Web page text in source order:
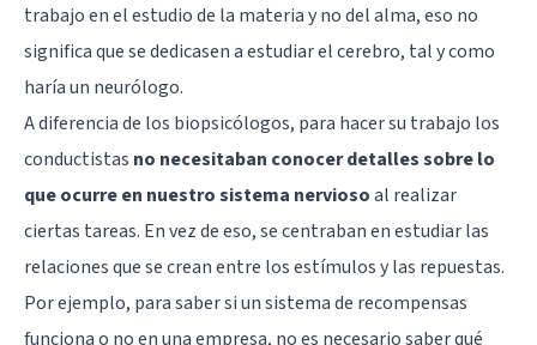
trabajo en el estudio de la materia y no del alma, eso no
significa que se dedicasen a estudiar el cerebro, tal y como
haría un neurólogo.
A diferencia de los biopsicólogos, para hacer su trabajo los
conductistas no necesitaban conocer detalles sobre lo
que ocurre en nuestro sistema nerviosoal realizar
ciertas tareas. En vez de eso, se centraban en estudiar las
relaciones que se crean entre los estímulos y las repuestas.
Por ejemplo, para saber si un sistema de recompensas
funciona o no en una empresa, no es necesario saber qué